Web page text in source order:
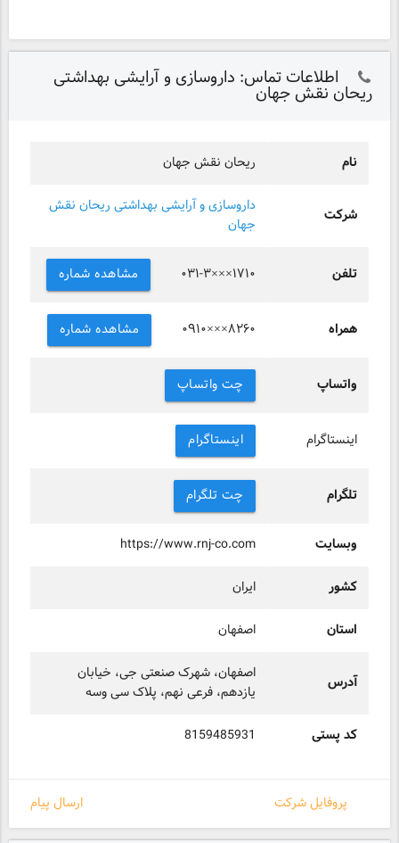
اطلاعات تماس: داروسازی و آرایشی بهداشتی
ریحان نقش جهان
نام ریحان نقش جهان
شرکت
داروسازی و آرایشی بهداشتی ریحان نقش
جهان
تلفن ۰۳۱-۳×××۱۷۱۰ مشاهده شماره
همراه ۰۹۱۰×××۸۲۶۰ مشاهده شماره
واتساپ چت واتساپ
اینستاگرام اینستاگرام
تلگرام چت تلگرام
وبسایت https://www.rnj-co.com
کشور ایران
استان اصفهان
آدرس
اصفهان، شهرک صنعتی جی، خیابان
یازدهم، فرعی نهم، پلاک سی وسه
کد پستی 8159485931
ارسال پیام پروفایل شرکت